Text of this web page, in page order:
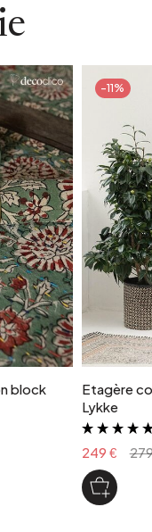
block
-11%
Etagère
Lykke
249 €